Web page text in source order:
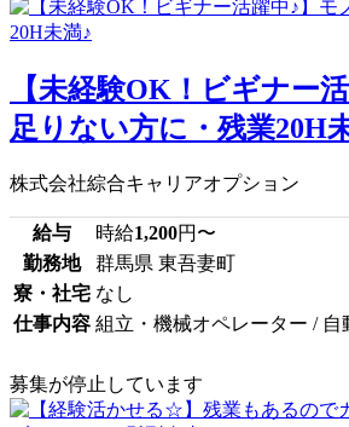
【未経験OK！ビギナー
足りない方に・残業20H
株式会社綜合キャリアオプション
給与 時給1,200円〜
勤務地
群馬県 東吾妻町
寮・社宅 なし
仕事内容 組立・機械オペレーター / 自
募集が停止しています